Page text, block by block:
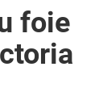
foie